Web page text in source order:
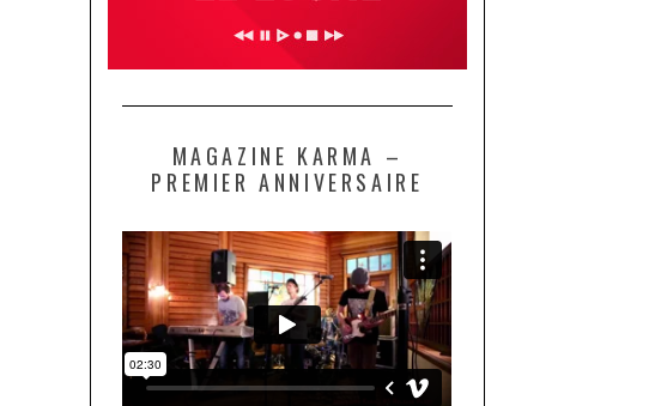
MAGAZINE KARMA –
PREMIER ANNIVERSAIRE